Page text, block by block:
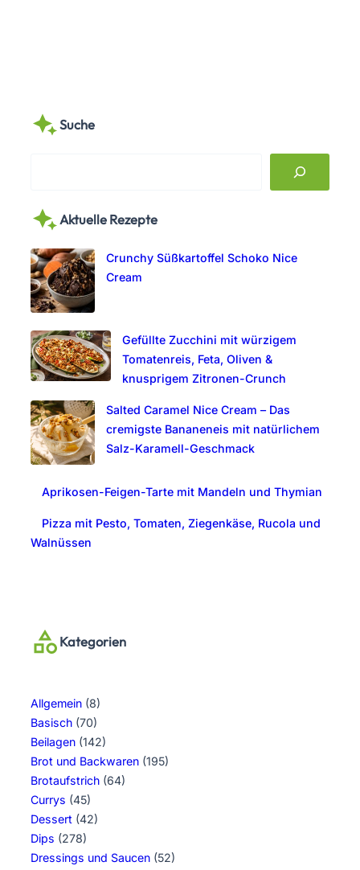
Suche
r
h
Aktuelle Rezepte
Crunchy Süßkartoffel Schoko Nice
Cream
Gefüllte Zucchini mit würzigem
Tomatenreis, Feta, Oliven &
knusprigem Zitronen-Crunch
Salted Caramel Nice Cream – Das
cremigste Bananeneis mit natürlichem
Salz-Karamell-Geschmack
Aprikosen-Feigen-Tarte mit Mandeln und Thymian
Pizza mit Pesto, Tomaten, Ziegenkäse, Rucola und
Walnüssen
Kategorien
Allgemein (8)
Basisch (70)
Beilagen (142)
Brot und Backwaren (195)
Brotaufstrich (64)
Currys (45)
Dessert (42)
Dips (278)
Dressings und Saucen (52)